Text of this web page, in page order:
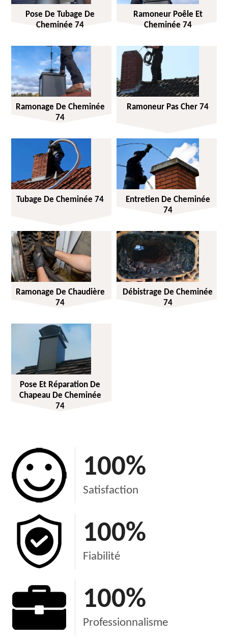
Pose De Tubage De
Cheminée 74
Ramoneur Poêle Et
Cheminée 74
Ramonage De Cheminée
74
Ramoneur Pas Cher 74
Tubage De Cheminée 74
Entretien De Cheminée
74
Ramonage De Chaudière
74
Débistrage De Cheminée
74
Pose Et Réparation De
Chapeau De Cheminée
74
100%
Satisfaction
100%
Fiabilité
100%
Professionnalisme